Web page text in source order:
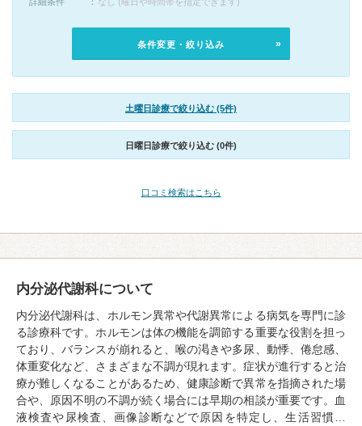
条件変更・絞り込み
土曜日診療で絞り込む (5件)
日曜日診療で絞り込む (0件)
口コミ検索はこちら
内分泌代謝科について
内分泌代謝科は、ホルモン異常や代謝異常による病気を専門に診
る診療科です。ホルモンは体の機能を調節する重要な役割を担っ
ており、バランスが崩れると、喉の渇きや多尿、動悸、倦怠感、
体重変化など、さまざまな不調が現れます。症状が進行すると治
療が難しくなることがあるため、健康診断で異常を指摘された場
合や、原因不明の不調が続く場合には早期の相談が重要です。血
液検査や尿検査、画像診断などで原因を特定し、生活習慣…